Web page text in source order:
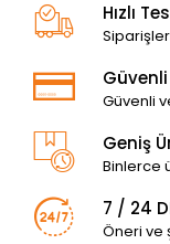
Hızlı
Güvenli
Güvenli
Geniş
Binlerce
7 / 24
Öneri ve